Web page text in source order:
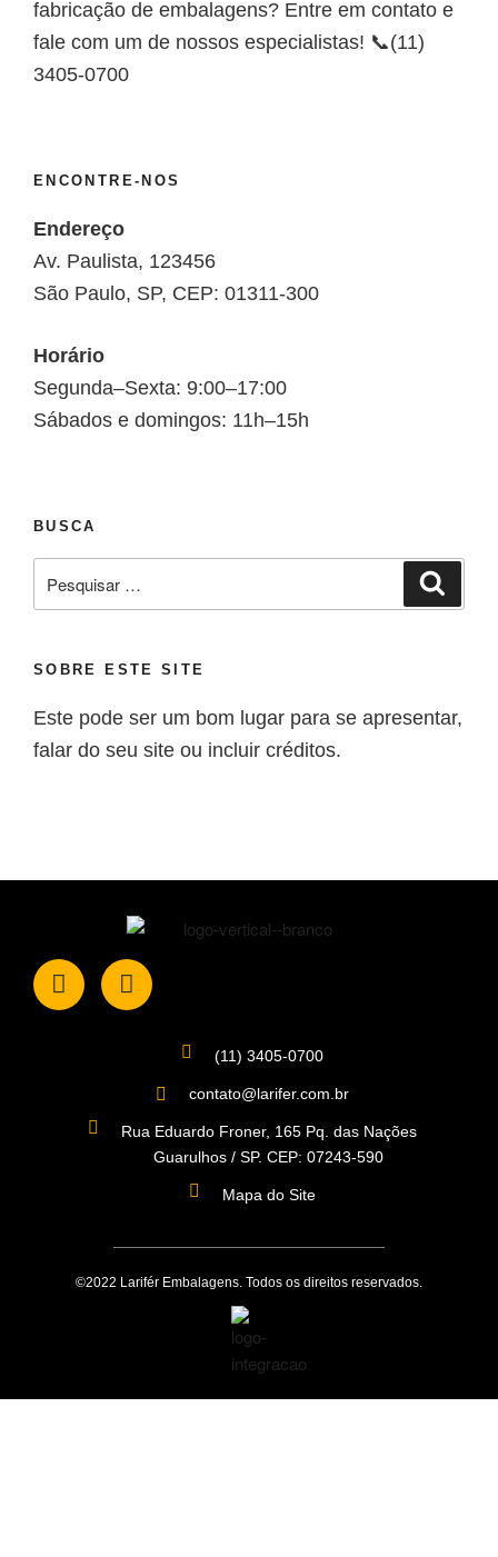
fabricação de embalagens? Entre em contato e
fale com um de nossos especialistas! 📞(11)
3405-0700
ENCONTRE-NOS
Endereço
Av. Paulista, 123456
São Paulo, SP, CEP: 01311-300
Horário
Segunda–Sexta: 9:00–17:00
Sábados e domingos: 11h–15h
BUSCA
SOBRE ESTE SITE
Este pode ser um bom lugar para se apresentar,
falar do seu site ou incluir créditos.
(11) 3405-0700
contato@larifer.com.br
Rua Eduardo Froner, 165 Pq. das Nações
Guarulhos / SP. CEP: 07243-590
Mapa do Site
©2022 Larifér Embalagens. Todos os direitos reservados.